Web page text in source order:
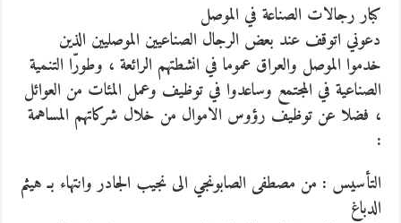
كبار رجالات الصناعة في الموصل
دعوني اتوقف عند بعض الرجال الصناعيين الموصليين الذين
خدموا الموصل والعراق عموما في انشطتهم الرائعة ، وطورّا التنمية
الصناعية في المجتمع وساعدوا في توظيف وعمل المئات من العوائل
، فضلا عن توظيف رؤوس الاموال من خلال شركاتهم المساهمة
:
التأسيس : من مصطفى الصابونجي الى نجيب الجادر وانتهاء بـ هيثم
الدباغ